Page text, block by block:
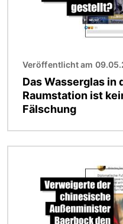
Veröffentlicht am
Das Wasserglas in
Raumstation ist
Fälschung